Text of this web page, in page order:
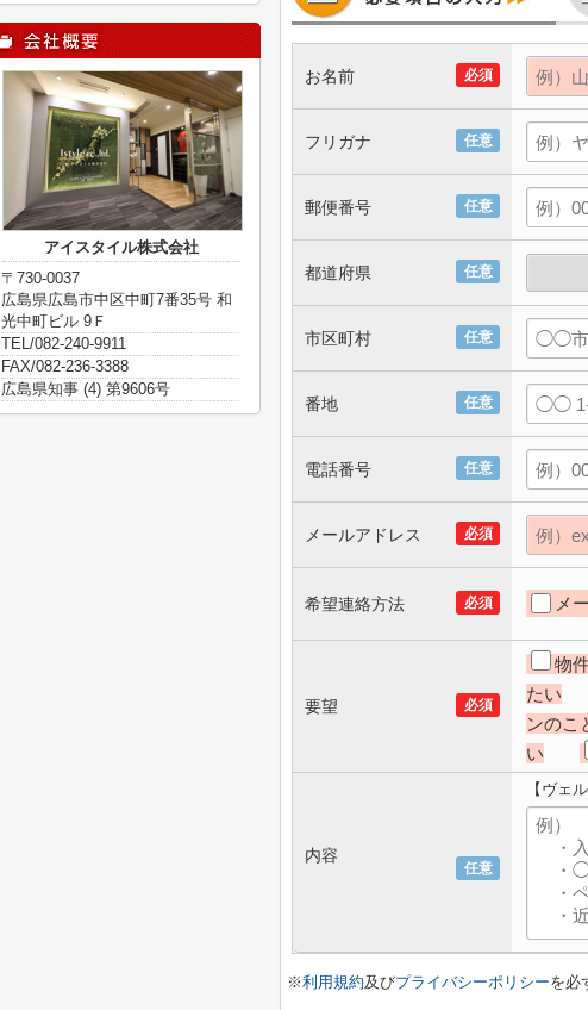
必須
お名前
任意
フリガナ
任意
郵便番号
任意
都道府県
任意
市区町村
任意
番地
任意
電話番号
必須
メールアドレス
必須
希望連絡方法 メ
必須
要望
物
たい
ンのこ
い
任意
内容
【ヴェ
※利用規約及びプライバシーポリシーを必
アイスタイル株式会社
〒730-0037
広島県広島市中区中町7番35号 和
光中町ビル 9Ｆ
TEL/082-240-9911
FAX/082-236-3388
広島県知事 (4) 第9606号